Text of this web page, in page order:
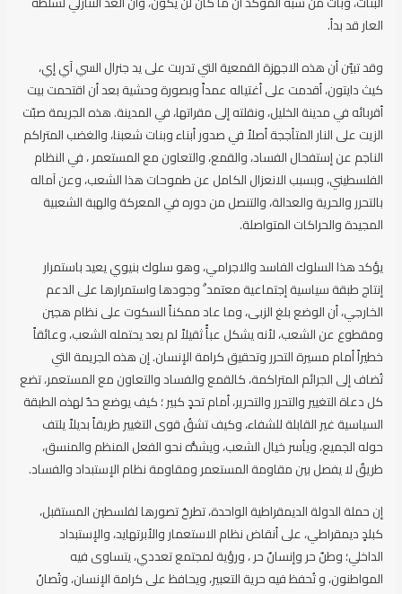
العار قد بدأ.
وقد تبيّن أن هذه الاجهزة القمعية التي تدربت على يد جنرال السي آي إي،
كيث دايتون، أقدمت على أغتياله عمداً وبصورة وحشية بعد أن اقتحمت بيت
أقربائه في مدينة الخليل، ونقلته إلى مقراتها، في المدينة. هذه الجريمة صبّت
الزيت على النار المتأججة أصلاً في صدور أبناء وبنات شعبنا، والغضب المتراكم
الناجم عن إستفحال الفساد، والقمع، والتعاون مع المستعمر ، في النظام
الفلسطيني، وبسبب الانعزال الكامل عن طموحات هذا الشعب، وعن آماله
بالتحرر والحرية والعدالة، والتنصل من دوره في المعركة والهبة الشعبية
المجيدة والحراكات المتواصلة.
يؤكد هذا السلوك الفاسد والاجرامي، وهو سلوك بنيوي يعيد باستمرار
إنتاج طبقة سياسية إجتماعية معتمد ٌ وجودها واستمرارها على الدعم
الخارجي، أن الوضع بلغ الزبى، وما عاد ممكناً السكوت على نظام هجين
ومقطوع عن الشعب، لأنه يشكل عبأً ثقيلاً لم يعد يحتمله الشعب، وعائقاً
خطيراً أمام مسيرة التحرر وتحقيق كرامة الإنسان. إن هذه الجريمة التي
تُضاف إلى الجرائم المتراكمة، كالقمع والفساد والتعاون مع المستعمر، تضع
كل دعاة التغيير والتحرر والتحرير، أمام تحدٍ كبير ؛ كيف يوضع حدٌ لهذه الطبقة
السياسية غير القابلة للشفاء، وكيف تشقُ قوى التغيير طريقاً بديلاً يلتف
حوله الجميع، ويأسر خيال الشعب، ويشدُّه نحو الفعل المنظم والمنسق،
طريقٌ لا يفصل بين مقاومة المستعمر ومقاومة نظام الإستبداد والفساد.
إن حملة الدولة الديمقراطية الواحدة، تطرحُ تصورها لفلسطين المستقبل،
كبلدٍ ديمقراطي، على أنقاض نظام الاستعمار والأبرتهايد، والإستبداد
الداخلي؛ وطنٌ حر وإنسانٌ حر ، ورؤية لمجتمع تعددي، يتساوى فيه
المواطنون، و تُحفظ فيه حرية التعبير، ويحافظ على كرامة الإنسان، وتُصانُ